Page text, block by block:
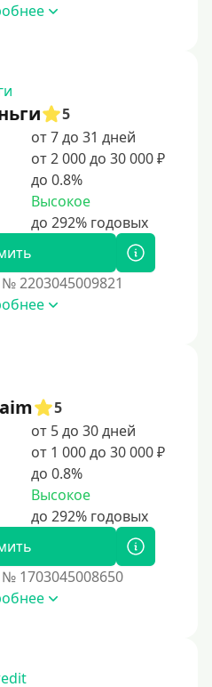
5
от 7 до 31 дней
от 2 000 до 30 000 ₽
до 0.8%
Высокое
2203045009821
5
от 5 до 30 дней
от 1 000 до 30 000 ₽
до 0.8%
Высокое
1703045008650